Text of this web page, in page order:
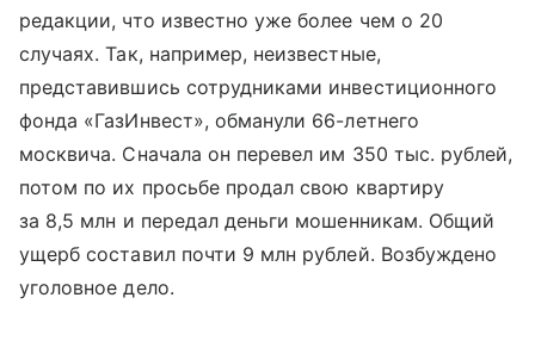
редакции, что известно уже более чем о 20
случаях. Так, например, неизвестные,
представившись сотрудниками инвестиционного
фонда «ГазИнвест», обманули 66-летнего
москвича. Сначала он перевел им 350 тыс. рублей,
потом по их просьбе продал свою квартиру
за 8,5 млн и передал деньги мошенникам. Общий
ущерб составил почти 9 млн рублей. Возбуждено
уголовное дело.